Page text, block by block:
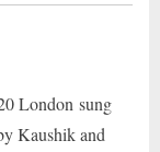
London sung
Kaushik and